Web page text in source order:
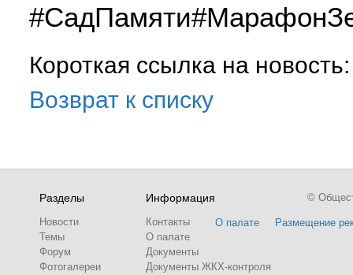
Короткая ссылка на
Возврат к списку
Разделы
Новости
Темы
Форум
Фотогалереи
Информация
Контакты
О палате
Документы
Документы ЖКХ-контроля
О палате Размещение
©